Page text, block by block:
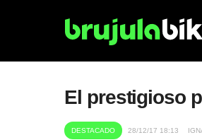
El prestigioso
DESTACADO 28/12/17 18:13